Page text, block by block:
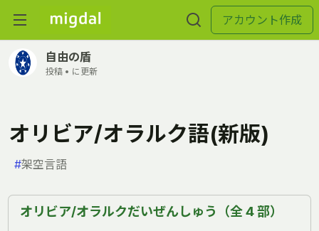
アカウント作成
自由の盾
投稿 • に更新
オリビア/オラルク語(新版)
#架空言語
オリビア/オラルクだいぜんしゅう（全 4 部）